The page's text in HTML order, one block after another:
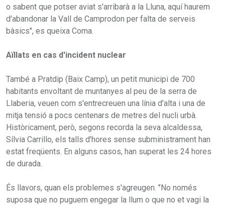
o sabent que potser aviat s'arribarà a la Lluna, aquí haurem
d'abandonar la Vall de Camprodon per falta de serveis
bàsics", es queixa Coma.
Aïllats en cas d'incident nuclear
També a Pratdip (Baix Camp), un petit municipi de 700
habitants envoltant de muntanyes al peu de la serra de
Llaberia, veuen com s'entrecreuen una línia d'alta i una de
mitja tensió a pocs centenars de metres del nucli urbà.
Històricament, però, segons recorda la seva alcaldessa,
Sílvia Carrillo, els talls d'hores sense subministrament han
estat freqüents. En alguns casos, han superat les 24 hores
de durada.
És llavors, quan els problemes s'agreugen. "No només
suposa que no puguem engegar la llum o que no et vagi la